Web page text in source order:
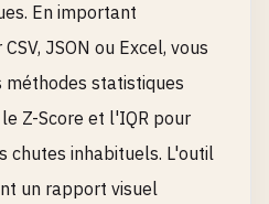
En important
JSON ou Excel, vous
statistiques
Z-Score et l'IQR pour
chutes inhabituels. L'outil
un rapport visuel